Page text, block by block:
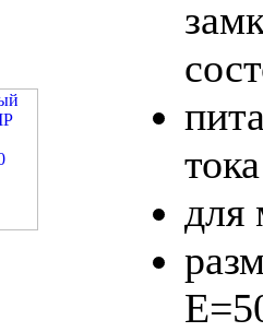
тока
для